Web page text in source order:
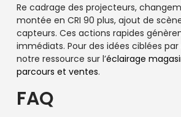
Re cadrage des projecteurs,
montée en CRI 90 plus, ajout de
capteurs. Ces actions rapides
immédiats. Pour des idées ciblées
notre ressource sur l’éclairage
parcours et ventes.
FAQ